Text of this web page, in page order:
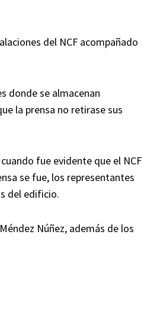
del NCF acompañado
donde se almacenan
la prensa no retirase sus
fue evidente que el NCF
se fue, los representantes
del edificio.
Núñez, además de los